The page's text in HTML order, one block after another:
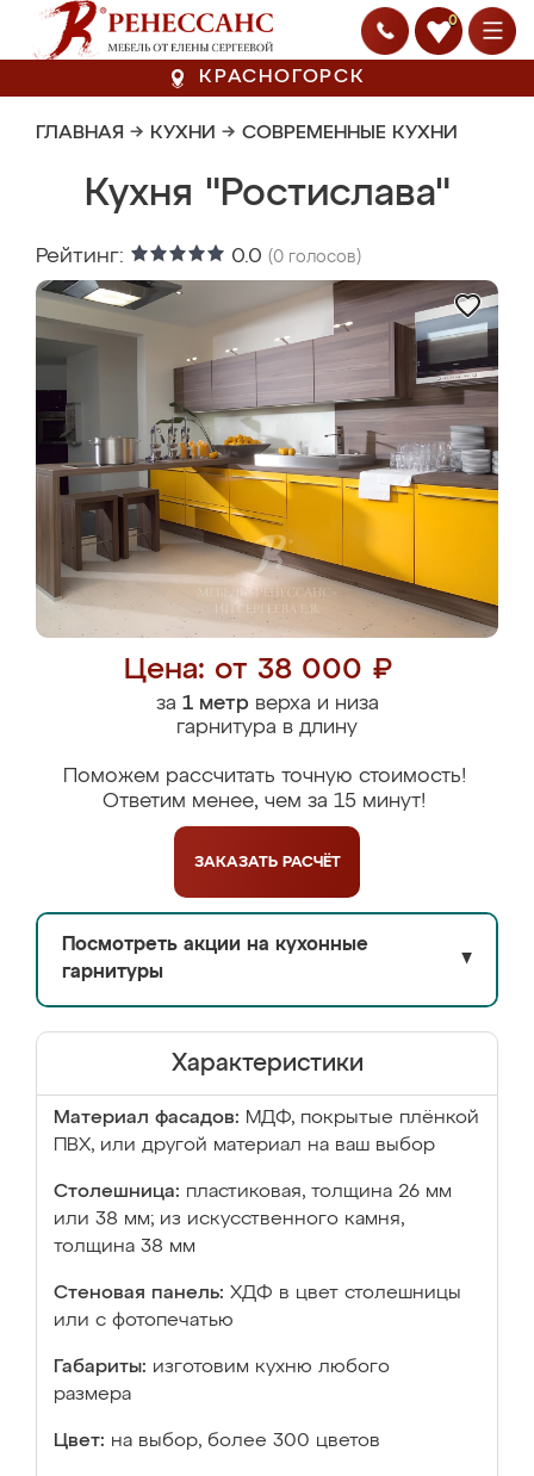
0
КРАСНОГОРСК
ГЛАВНАЯ → КУХНИ → СОВРЕМЕННЫЕ КУХНИ
Кухня "Ростислава"
Рейтинг: 0.0 (0 голосов)
Цена: от 38 000 ₽
за 1 метрверха и низа
гарнитура в длину
Поможем рассчитать точную стоимость!
Ответим менее, чем за 15 минут!
ЗАКАЗАТЬ РАСЧЁТ
Посмотреть акции на кухонные
гарнитуры
▼
Характеристики
Материал фасадов: МДФ, покрытые плёнкой
ПВХ, или другой материал на ваш выбор
Столешница: пластиковая, толщина 26 мм
или 38 мм; из искусственного камня,
толщина 38 мм
Стеновая панель: ХДФ в цвет столешницы
или с фотопечатью
Габариты: изготовим кухню любого
размера
Цвет: на выбор, более 300 цветов